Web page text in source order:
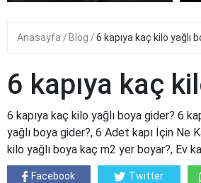
Anasayfa Blog 6 kapıya kaç kilo yağlı
6 kapıya kaç
6 kapıya kaç kilo yağlı boya gider? 6
yağlı boya gider?, 6 Adet kapı İçin Ne
kilo yağlı boya kaç m2 yer boyar?, Ev
Facebook Twitter